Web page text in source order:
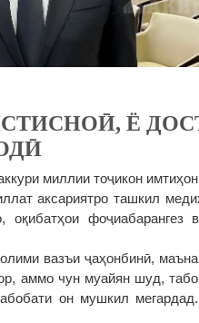
Ё
миллии тоҷикон
аксариятро ташкил
фоҷиабарангез
вазъи ҷаҳонбинӣ,
аммо чун муайян шуд,
он мушкил